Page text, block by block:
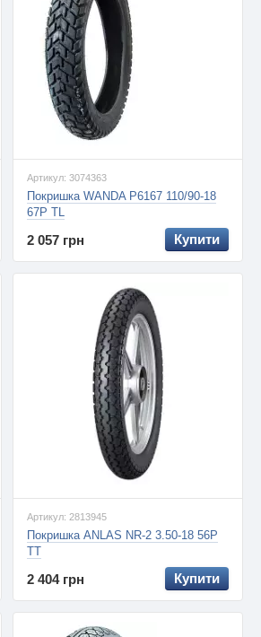
Артикул: 3074363
Покришка WANDA P6167 110/90-18
67P TL
2 057 грн Купити
Артикул: 2813945
Покришка ANLAS NR-2 3.50-18 56P
TT
2 404 грн Купити